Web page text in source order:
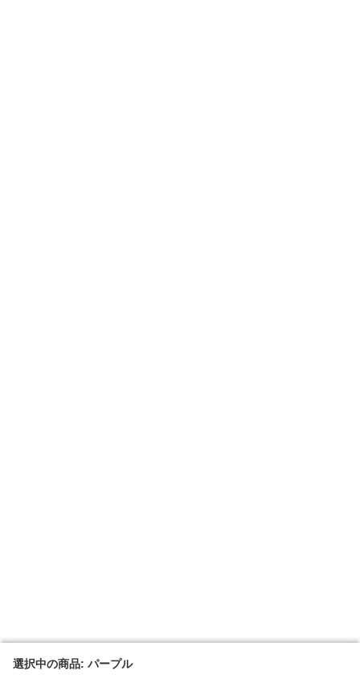
選択中の商品: パープル
選択中の商品: パープル